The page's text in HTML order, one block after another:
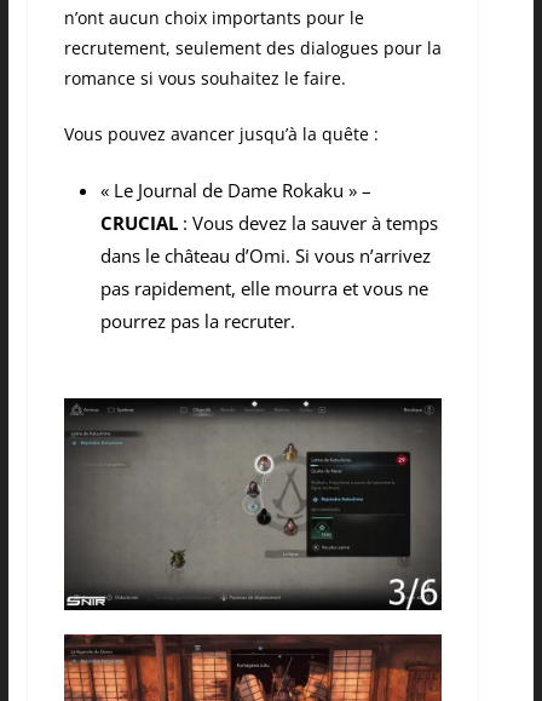
n’ont aucun choix importants pour le
recrutement, seulement des dialogues pour la
romance si vous souhaitez le faire.
Vous pouvez avancer jusqu’à la quête :
« Le Journal de Dame Rokaku » –
CRUCIAL: Vous devez la sauver à temps
dans le château d’Omi. Si vous n’arrivez
pas rapidement, elle mourra et vous ne
pourrez pas la recruter.